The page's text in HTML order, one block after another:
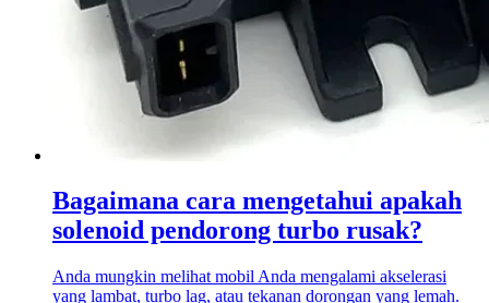
Bagaimana cara mengetahui apakah
solenoid pendorong turbo rusak?
Anda mungkin melihat mobil Anda mengalami akselerasi
yang lambat, turbo lag, atau tekanan dorongan yang lemah.